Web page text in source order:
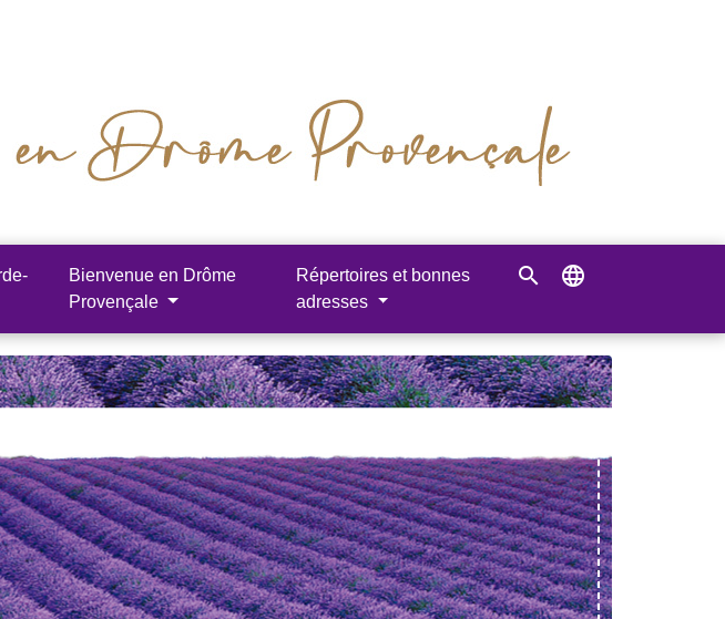
Bienvenue en Drôme
Provençale
Répertoires et bonnes
adresses
search language